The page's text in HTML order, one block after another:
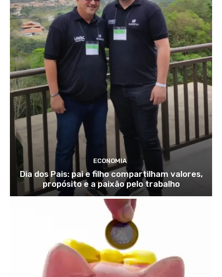
ECONOMIA
Dia dos Pais: pai e filho compartilham valores,
propósito e a paixão pelo trabalho